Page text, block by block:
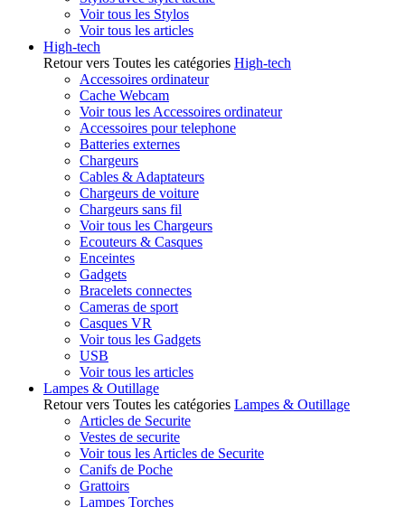
Voir tous les Stylos
Voir tous les articles
High-tech
Retour vers Toutes les catégories High-tech
Accessoires ordinateur
Cache Webcam
Voir tous les Accessoires ordinateur
Accessoires pour telephone
Batteries externes
Chargeurs
Cables & Adaptateurs
Chargeurs de voiture
Chargeurs sans fil
Voir tous les Chargeurs
Ecouteurs & Casques
Enceintes
Gadgets
Bracelets connectes
Cameras de sport
Casques VR
Voir tous les Gadgets
USB
Voir tous les articles
Lampes & Outillage
Retour vers Toutes les catégories Lampes & Outillage
Articles de Securite
Vestes de securite
Voir tous les Articles de Securite
Canifs de Poche
Grattoirs
Lampes Torches